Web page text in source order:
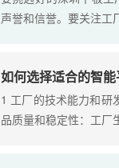
声誉和信誉。要关注工
如何选择适合的智
1 工厂的技术能力和研
品质量和稳定性：工厂